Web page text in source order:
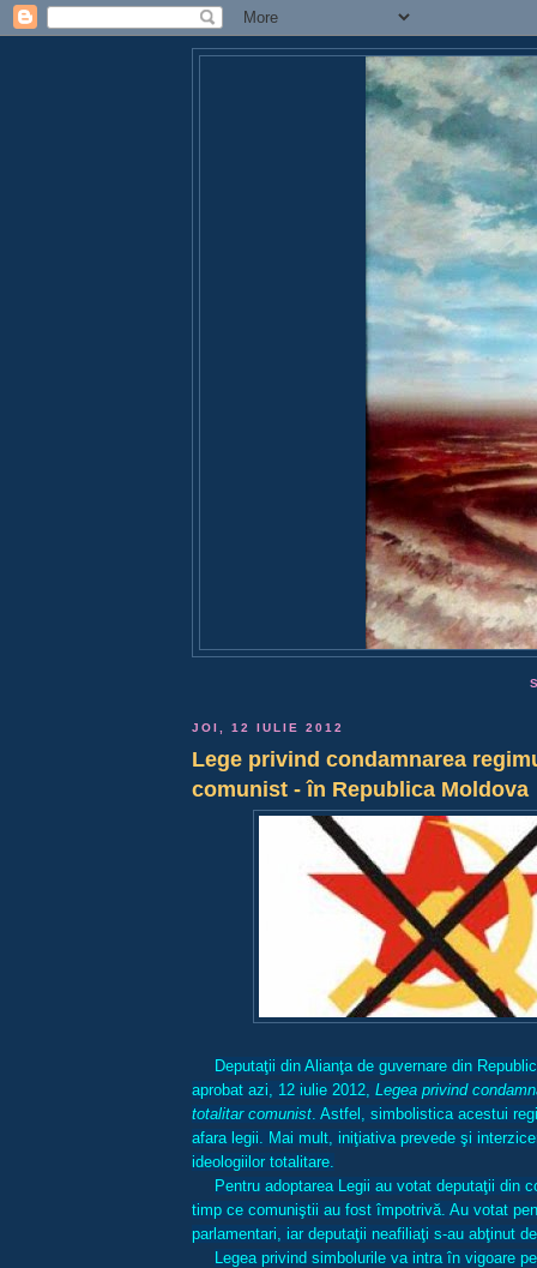
JOI, 12 IULIE 2012
Lege privind condamnarea
comunist - în Republica Moldova
Deputaţii din Alianţa de guvernare din
aprobat azi, 12 iulie 2012, Legea privind
totalitar comunist . Astfel, simbolistica acestui
afara legii. Mai mult, iniţiativa prevede şi
ideologiilor totalitare.
Pentru adoptarea Legii au votat deputaţii din
timp ce comuniştii au fost împotrivă. Au votat
parlamentari, iar deputaţii neafiliaţi s-au abţinut
Legea privind simbolurile va intra în vigoare